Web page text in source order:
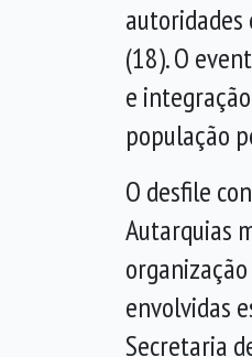
autoridades
(18). O
e
população
O desfile
Autarquias
envolvidas
Secretaria